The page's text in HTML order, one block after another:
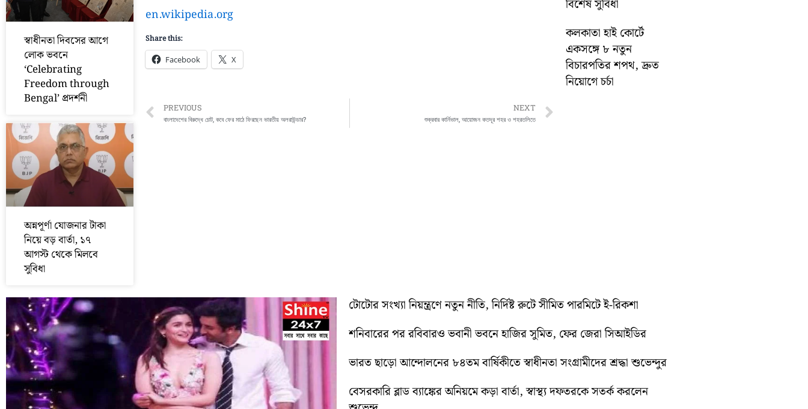
স্বাধীনতা দিবসের আগে
লোক ভবনে
‘Celebrating
Freedom through
Bengal’ প্রদর্শনী
অন্নপূর্ণা যোজনার টাকা
নিয়ে বড় বার্তা, ১৭
আগস্ট থেকে মিলবে
সুবিধা
en.wikipedia.org
Share this:
Facebook X
Prev
PREVIOUS
বাংলাদেশের বিরুদ্ধে চোট, কবে ফের মাঠে ফিরছেন ভারতীয় অলরাউন্ডার?
NEXT
শুক্রবার কার্নিভাল, আয়োজন কতদূর শহর ও শহরতলিতে
বিশেষ সুবিধা
কলকাতা হাই কোর্টে
একসঙ্গে ৮ নতুন
বিচারপতির শপথ, দ্রুত
নিয়োগে চর্চা
টোটোর সংখ্যা নিয়ন্ত্রণে নতুন নীতি, নির্দিষ্ট রুটে সীমিত পারমিটে ই-রিকশা
শনিবারের পর রবিবারও ভবানী ভবনে হাজির সুমিত, ফের জেরা সিআইডির
ভারত ছাড়ো আন্দোলনের ৮৪তম বার্ষিকীতে স্বাধীনতা সংগ্রামীদের শ্রদ্ধা শুভেন্দুর
বেসরকারি ব্লাড ব্যাঙ্কের অনিয়মে কড়া বার্তা, স্বাস্থ্য দফতরকে সতর্ক করলেন